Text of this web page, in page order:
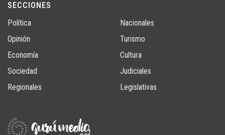
SECCIONES
Política
Opinión
Economía
Sociedad
Regionales
Nacionales
Turismo
Cultura
Judiciales
Legislativas